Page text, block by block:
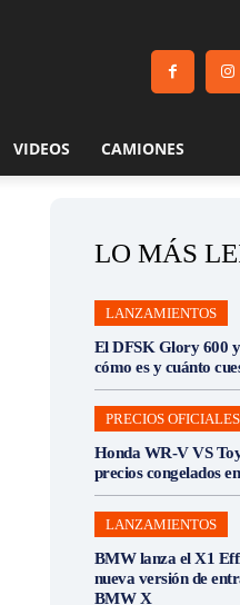
VIDEOS CAMIONES
LO MÁS
LANZAMIENTOS
El DFSK Glory 600
cómo es y cuánto
PRECIOS OFICIALES
Honda WR-V VS
precios congelados
LANZAMIENTOS
BMW lanza el X1
nueva versión de
BMW X